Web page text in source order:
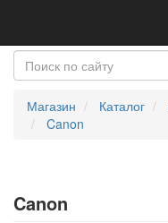
Магазин Каталог
Canon
Canon